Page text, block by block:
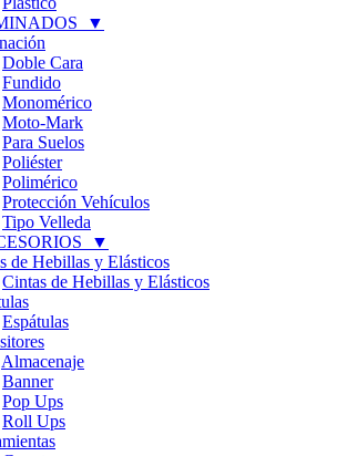
▼
Doble Cara
Fundido
Monomérico
Moto-Mark
Para Suelos
Poliéster
Polimérico
Protección Vehículos
Tipo Velleda
▼
de Hebillas y Elásticos
Cintas de Hebillas y Elásticos
Espátulas
Almacenaje
Banner
Pop Ups
Roll Ups